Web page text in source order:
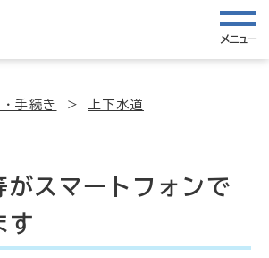
メニュー
手続き 上下水道
がスマートフォンで
す